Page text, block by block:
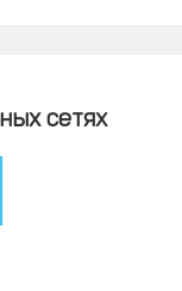
сетях